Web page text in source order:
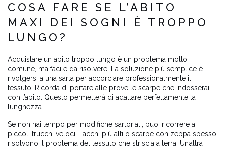
COSA FARE SE L’ABITO
MAXI DEI SOGNI È TROPPO
LUNGO?
Acquistare un abito troppo lungo è un problema molto
comune, ma facile da risolvere. La soluzione più semplice è
rivolgersi a una sarta per accorciare professionalmente il
tessuto. Ricorda di portare alle prove le scarpe che indosserai
con l’abito. Questo permetterà di adattare perfettamente la
lunghezza.
Se non hai tempo per modifiche sartoriali, puoi ricorrere a
piccoli trucchi veloci. Tacchi più alti o scarpe con zeppa spesso
risolvono il problema del tessuto che striscia a terra. Un’altra